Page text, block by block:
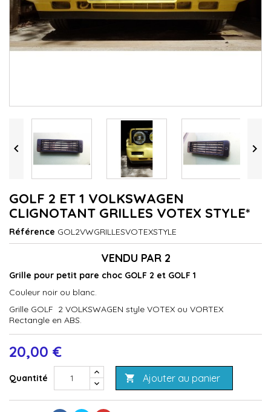
 
GOLF 2 ET 1 VOLKSWAGEN
CLIGNOTANT GRILLES VOTEX STYLE*
Référence GOL2VWGRILLESVOTEXSTYLE
VENDU PAR 2
Grille pour petit pare choc GOLF 2 et GOLF 1
Couleur noir ou blanc.
Grille GOLF 2 VOLKSWAGEN style VOTEX ou VORTEX
Rectangle en ABS.
20,00 €
Quantité  Ajouter au panier